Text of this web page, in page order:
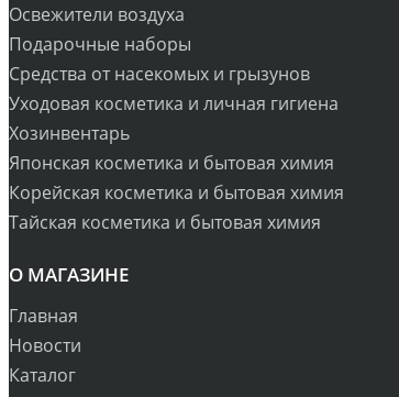
Освежители воздуха
Подарочные наборы
Средства от насекомых и грызунов
Уходовая косметика и личная гигиена
Хозинвентарь
Японская косметика и бытовая химия
Корейская косметика и бытовая химия
Тайская косметика и бытовая химия
О МАГАЗИНЕ
Главная
Новости
Каталог